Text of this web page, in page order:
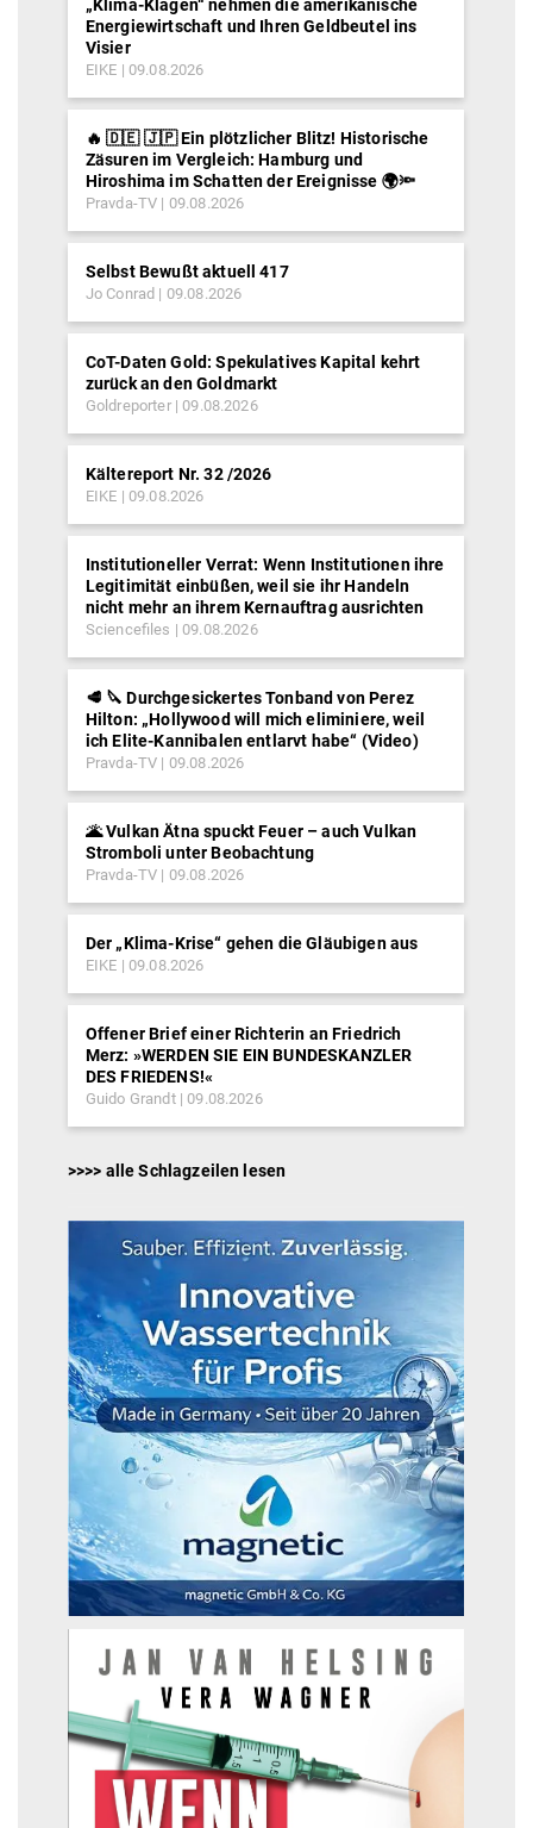
„Klima-Klagen“ nehmen die amerikanische
Energiewirtschaft und Ihren Geldbeutel ins
Visier
EIKE 09.08.2026
🔥 🇩🇪 🇯🇵 Ein plötzlicher Blitz! Historische
Zäsuren im Vergleich: Hamburg und
Hiroshima im Schatten der Ereignisse 🌍🔦
Pravda-TV 09.08.2026
Selbst Bewußt aktuell 417
Jo Conrad 09.08.2026
CoT-Daten Gold: Spekulatives Kapital kehrt
zurück an den Goldmarkt
Goldreporter 09.08.2026
Kältereport Nr. 32 /2026
EIKE 09.08.2026
Institutioneller Verrat: Wenn Institutionen ihre
Legitimität einbüßen, weil sie ihr Handeln
nicht mehr an ihrem Kernauftrag ausrichten
Sciencefiles 09.08.2026
🥩 🔪 Durchgesickertes Tonband von Perez
Hilton: „Hollywood will mich eliminiere, weil
ich Elite-Kannibalen entlarvt habe“ (Video)
Pravda-TV 09.08.2026
🌋 Vulkan Ätna spuckt Feuer – auch Vulkan
Stromboli unter Beobachtung
Pravda-TV 09.08.2026
Der „Klima-Krise“ gehen die Gläubigen aus
EIKE 09.08.2026
Offener Brief einer Richterin an Friedrich
Merz: »WERDEN SIE EIN BUNDESKANZLER
DES FRIEDENS!«
Guido Grandt 09.08.2026
>>>> alle Schlagzeilen lesen